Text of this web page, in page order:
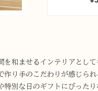
和ませるインテリアとして
り手のこだわりが感じられ
別な日のギフトにぴったり